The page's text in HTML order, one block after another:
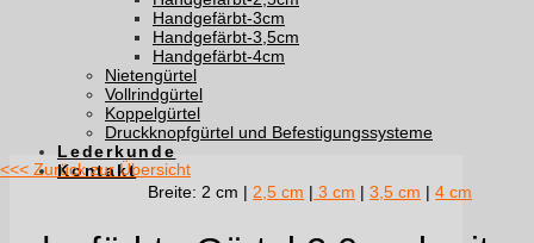
Handgefärbt-3cm
Handgefärbt-3,5cm
Handgefärbt-4cm
Nietengürtel
Vollrindgürtel
Koppelgürtel
Druckknopfgürtel und Befestigungssysteme
Lederkunde
Kontakt
<<< Zurück zur Übersicht
Breite: 2 cm | 2,5 cm | 3 cm |3,5 cm |4 cm